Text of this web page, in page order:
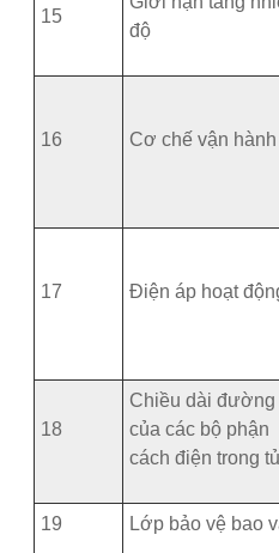
15
độ
16 Cơ chế vận hành
17 Điện áp hoạt
18
Chiều dài đường
của các bộ phận
cách điện trong tủ
19 Lớp bảo vệ bao